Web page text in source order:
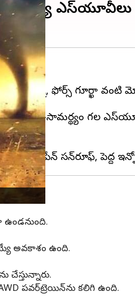
అయ్యే
జిమ్నీ, ఫోర్స్ గూర్ఖా
రోడ్-సామర్థ్యం గల
ఉండనుంది.
అవకాశం ఉంది.
పవర్‌ట్రెయిన్‌ను కలిగి ఉంది.